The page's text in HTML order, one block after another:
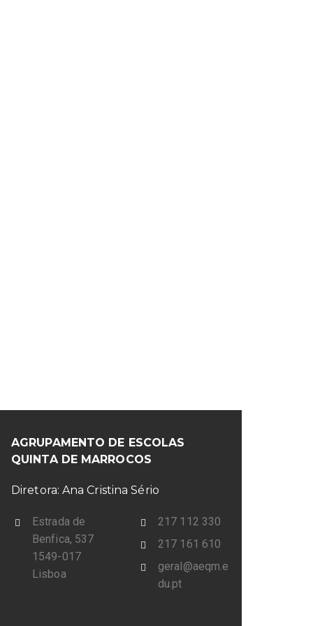
AGRUPAMENTO DE ESCOLAS
QUINTA DE MARROCOS
Diretora: Ana Cristina Sério
Estrada de
Benfica, 537
1549-017
Lisboa
217 112 330
217 161 610
geral@aeqm.e
du.pt